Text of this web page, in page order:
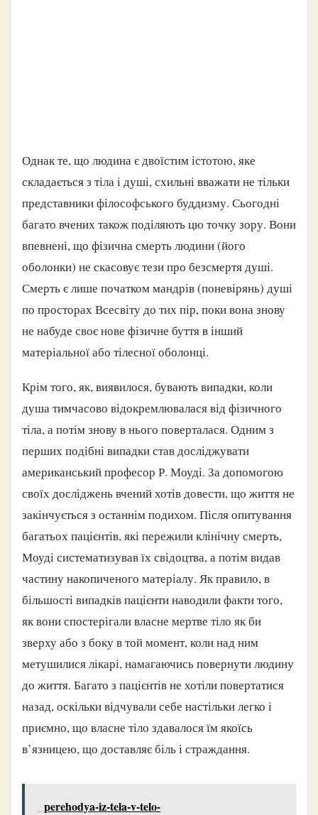
Однак те, що людина є двоїстим істотою, яке
складається з тіла і душі, схильні вважати не тільки
представники філософського буддизму. Сьогодні
багато вчених також поділяють цю точку зору. Вони
впевнені, що фізична смерть людини (його
оболонки) не скасовує тези про безсмертя душі.
Смерть є лише початком мандрів (поневірянь) душі
по просторах Всесвіту до тих пір, поки вона знову
не набуде своє нове фізичне буття в інший
матеріальної або тілесної оболонці.
Крім того, як, виявилося, бувають випадки, коли
душа тимчасово відокремлювалася від фізичного
тіла, а потім знову в нього поверталася. Одним з
перших подібні випадки став досліджувати
американський професор Р. Моуді. За допомогою
своїх досліджень вчений хотів довести, що життя не
закінчується з останнім подихом. Після опитування
багатьох пацієнтів, які пережили клінічну смерть,
Моуді систематизував їх свідоцтва, а потім видав
частину накопиченого матеріалу. Як правило, в
більшості випадків пацієнти наводили факти того,
як вони спостерігали власне мертве тіло як би
зверху або з боку в той момент, коли над ним
метушилися лікарі, намагаючись повернути людину
до життя. Багато з пацієнтів не хотіли повертатися
назад, оскільки відчували себе настільки легко і
приємно, що власне тіло здавалося їм якоїсь
в’язницею, що доставляє біль і страждання.
perehodya-iz-tela-v-telo-